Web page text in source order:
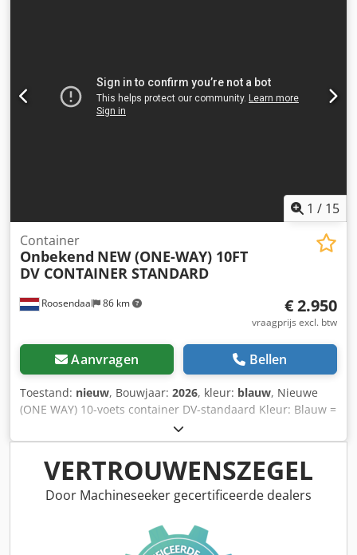
1 / 15
Roosendaal 86 km
Container
Onbekend NEW (ONE-WAY) 10FT
DV CONTAINER STANDARD
€ 2.950
vraagprijs excl. btw
Aanvragen Bellen
Toestand: nieuw, Bouwjaar: 2026, kleur: blauw, Nieuwe
(ONE WAY) 10-voets container DV-standaard Kleur: Blauw =
Verdere informatie = Algemene informatie Bouwjaar: jan.
2026 Modeljaar: 2026 Serienummer: SJCL305074
Afmetingen Afmetingen (L x B x H): 299 x 244 x 259 cm
Gewichten Leeggewicht: 1.250 kg Laadvermogen: 10.000 kg
Dwsdpfx Aezgbiwjchsa Toegestane max. massa: 11.250 kg
goed Optische staat: zeer goed Verdere informatie Neem
contact op met Arne Honingh voor meer informatie.
VERTROUWENSZEGEL
Door Machineseeker gecertificeerde dealers